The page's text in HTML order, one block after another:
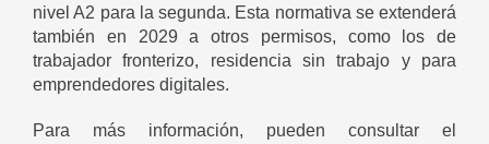
nivel A2 para la segunda. Esta normativa se extenderá
también en 2029 a otros permisos, como los de
trabajador fronterizo, residencia sin trabajo y para
emprendedores digitales.
Para más información, pueden consultar el